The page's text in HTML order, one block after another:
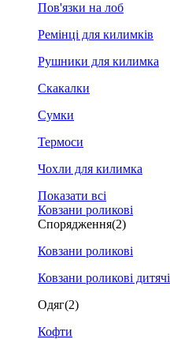
Пов'язки на лоб
Ремінці для килимків
Рушники для килимка
Скакалки
Сумки
Термоси
Чохли для килимка
Показати всі
Ковзани роликові
Спорядження(2)
Ковзани роликові
Ковзани роликові дитячі
Одяг(2)
Кофти